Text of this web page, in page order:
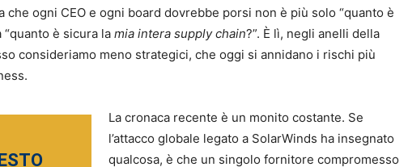
che ogni CEO e ogni board dovrebbe porsi non è più solo “quanto è
“quanto è sicura la mia intera supply chain?”. È lì, negli anelli della
consideriamo meno strategici, che oggi si annidano i rischi più
La cronaca recente è un monito costante. Se
l’attacco globale legato a SolarWinds ha insegnato
qualcosa, è che un singolo fornitore compromesso